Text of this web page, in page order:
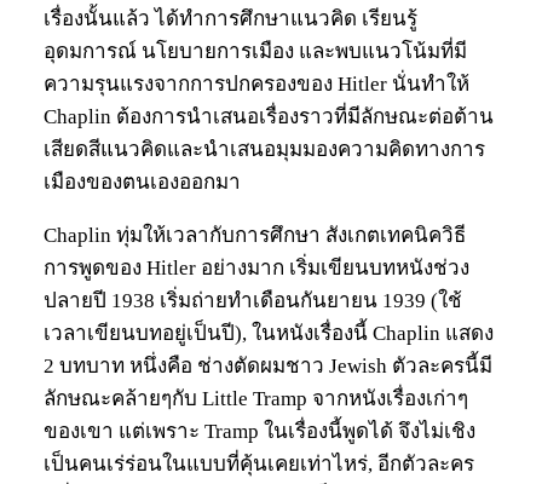
เรื่องนั้นแล้ว ได้ทำการศึกษาแนวคิด เรียนรู้
อุดมการณ์ นโยบายการเมือง และพบแนวโน้มที่มี
ความรุนแรงจากการปกครองของ Hitler นั่นทำให้
Chaplin ต้องการนำเสนอเรื่องราวที่มีลักษณะต่อต้าน
เสียดสีแนวคิดและนำเสนอมุมมองความคิดทางการ
เมืองของตนเองออกมา
Chaplin ทุ่มให้เวลากับการศึกษา สังเกตเทคนิควิธี
การพูดของ Hitler อย่างมาก เริ่มเขียนบทหนังช่วง
ปลายปี 1938 เริ่มถ่ายทำเดือนกันยายน 1939 (ใช้
เวลาเขียนบทอยู่เป็นปี), ในหนังเรื่องนี้ Chaplin แสดง
2 บทบาท หนึ่งคือ ช่างตัดผมชาว Jewish ตัวละครนี้มี
ลักษณะคล้ายๆกับ Little Tramp จากหนังเรื่องเก่าๆ
ของเขา แต่เพราะ Tramp ในเรื่องนี้พูดได้ จึงไม่เชิง
เป็นคนเร่ร่อนในแบบที่คุ้นเคยเท่าไหร่, อีกตัวละคร